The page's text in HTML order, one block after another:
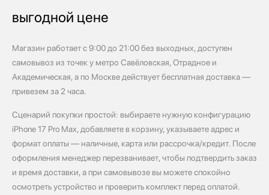
выгодной цене
Магазин работает с 9:00 до 21:00 без выходных, доступен
самовывоз из точек у метро Савёловская, Отрадное и
Академическая, а по Москве действует бесплатная доставка —
привезем за 2 часа.
Сценарий покупки простой: выбираете нужную конфигурацию
iPhone 17 Pro Max, добавляете в корзину, указываете адрес и
формат оплаты — наличные, карта или рассрочка/кредит. После
оформления менеджер перезванивает, чтобы подтвердить заказ
и время доставки, а при самовывозе вы можете спокойно
осмотреть устройство и проверить комплект перед оплатой.